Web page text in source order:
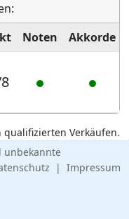
Noten Akkorde
qualifizierten Verkäufen.
unbekannte
| Impressum